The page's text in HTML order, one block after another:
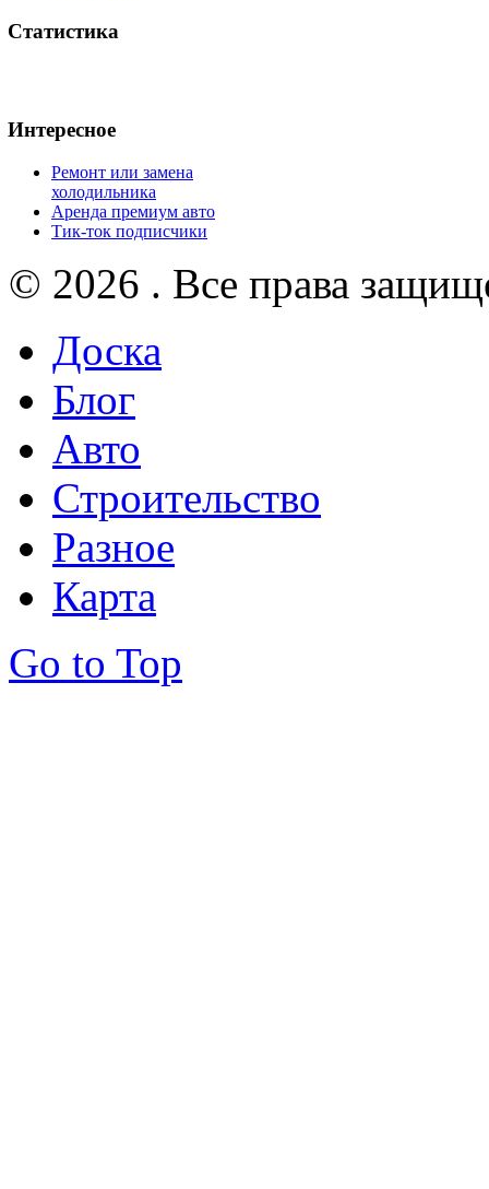
Статистика
Интересное
Ремонт или замена
холодильника
Аренда премиум авто
Тик-ток подписчики
© 2026 . Все права
Доска
Блог
Авто
Строительство
Разное
Карта
Go to Top